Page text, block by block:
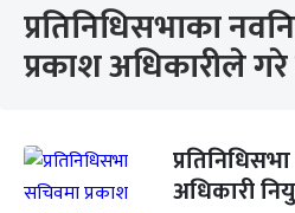
प्रतिनिधिसभाका
प्रकाश अधिकारीले
अधिकारी